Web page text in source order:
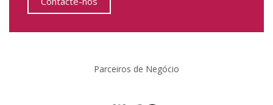
Parceiros de Negócio